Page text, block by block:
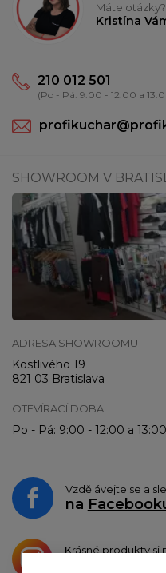
Máte otázky?
Kristína
210 012 501
(Po - Pá: 9:00 - 12:00 a
SHOWROOM V
ADRESA SHOWROOMU
Kostlivého 19
821 03 Bratislava
OTEVÍRACÍ DOBA
Po - Pá: 9:00 - 12:00 a
Vzdělávejte se a
na
Krásné produkty si